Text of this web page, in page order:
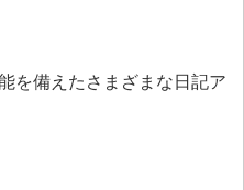
を備えたさまざまな日記ア